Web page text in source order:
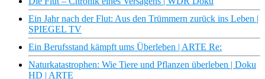
Ein Jahr nach der Flut: Aus den Trümmern zurück ins Leben |
SPIEGEL TV
Ein Berufsstand kämpft ums Überleben | ARTE Re:
Naturkatastrophen: Wie Tiere und Pflanzen überleben | Doku
HD | ARTE